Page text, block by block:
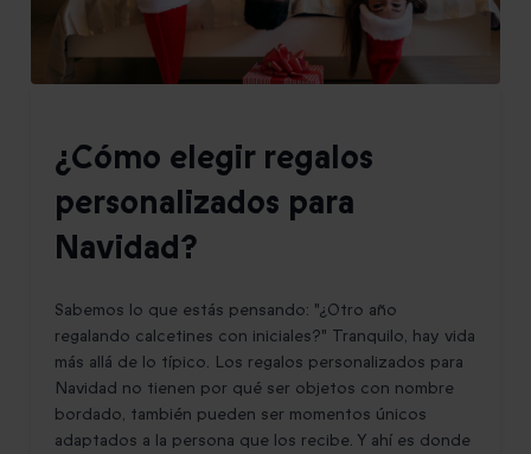
¿Cómo elegir regalos
personalizados para
Navidad?
Sabemos lo que estás pensando: "¿Otro año
regalando calcetines con iniciales?" Tranquilo, hay vida
más allá de lo típico. Los regalos personalizados para
Navidad no tienen por qué ser objetos con nombre
bordado, también pueden ser momentos únicos
adaptados a la persona que los recibe. Y ahí es donde